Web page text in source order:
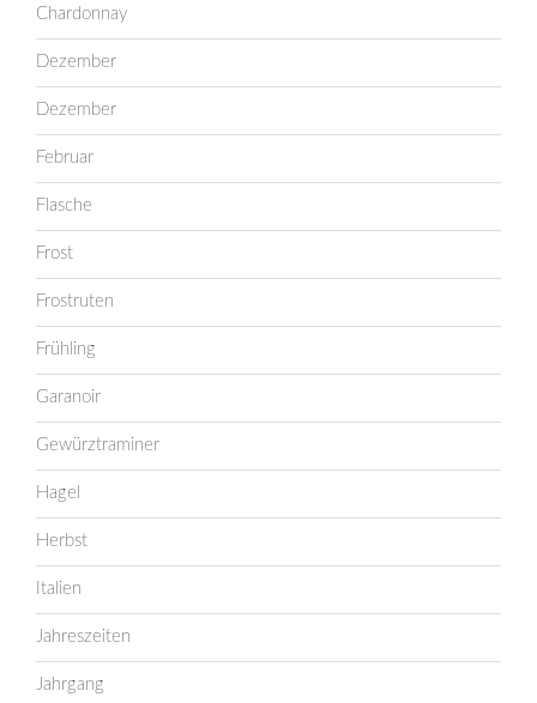
Chardonnay
Dezember
Dezember
Februar
Flasche
Frost
Frostruten
Frühling
Garanoir
Gewürztraminer
Hagel
Herbst
Italien
Jahreszeiten
Jahrgang